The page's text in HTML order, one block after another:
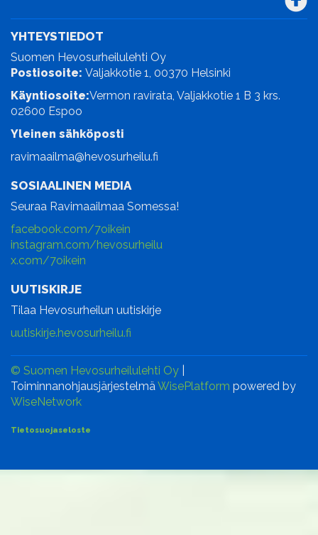
YHTEYSTIEDOT
Suomen Hevosurheilulehti Oy
Postiosoite: Valjakkotie 1, 00370 Helsinki
Käyntiosoite:Vermon ravirata, Valjakkotie 1 B 3 krs.
02600 Espoo
Yleinen sähköposti
ravimaailma@hevosurheilu.fi
SOSIAALINEN MEDIA
Seuraa Ravimaailmaa Somessa!
facebook.com/7oikein
instagram.com/hevosurheilu
x.com/7oikein
UUTISKIRJE
Tilaa Hevosurheilun uutiskirje
uutiskirje.hevosurheilu.fi
© Suomen Hevosurheilulehti Oy
ToiminnanohjausjärjestelmäWisePlatform powered by
WiseNetwork
Tietosuojaseloste